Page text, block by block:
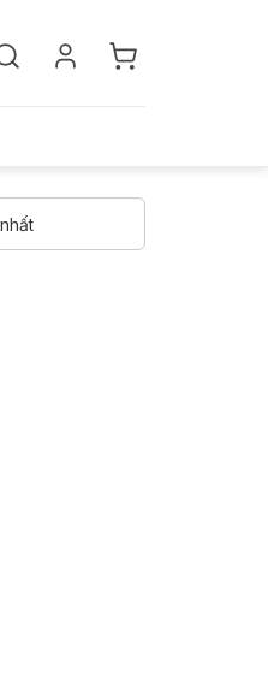
học giá rẻ cho những ai hạn hẹp